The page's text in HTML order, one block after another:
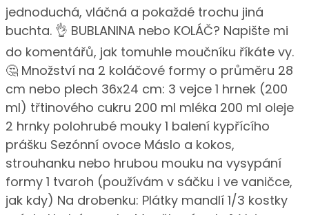
jednoduchá, vláčná a pokaždé trochu jiná
buchta. 👌 BUBLANINA nebo KOLÁČ? Napište mi
do komentářů, jak tomuhle moučníku říkáte vy.
🤔 Množství na 2 koláčové formy o průměru 28
cm nebo plech 36x24 cm: 3 vejce 1 hrnek (200
ml) třtinového cukru 200 ml mléka 200 ml oleje
2 hrnky polohrubé mouky 1 balení kypřícího
prášku Sezónní ovoce Máslo a kokos,
strouhanku nebo hrubou mouku na vysypání
formy 1 tvaroh (používám v sáčku i ve vaničce,
jak kdy) Na drobenku: Plátky mandlí 1/3 kostky